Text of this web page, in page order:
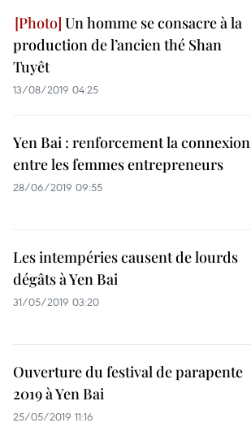
Un homme se consacre à la
production de l’ancien thé Shan
Tuyêt
13/08/2019 04:25
Yen Bai : renforcement la connexion
entre les femmes entrepreneurs
28/06/2019 09:55
Les intempéries causent de lourds
dégâts à Yen Bai
31/05/2019 03:20
Ouverture du festival de parapente
2019 à Yen Bai
25/05/2019 11:16